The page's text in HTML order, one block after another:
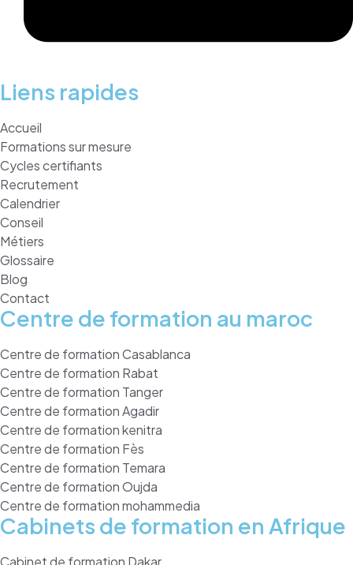
Liens rapides
Accueil
Formations sur mesure
Cycles certifiants
Recrutement
Calendrier
Conseil
Métiers
Glossaire
Blog
Contact
Centre de formation au maroc
Centre de formation Casablanca
Centre de formation Rabat
Centre de formation Tanger
Centre de formation Agadir
Centre de formation kenitra
Centre de formation Fès
Centre de formation Temara
Centre de formation Oujda
Centre de formation mohammedia
Cabinets de formation en Afrique
Cabinet de formation Dakar